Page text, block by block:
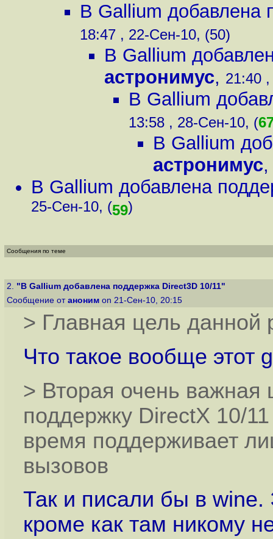
В Gallium добавлена
18:47 , 22-Сен-10, (50)
В Gallium
астронимус, 21:40
В Gallium
13:58 , 28-Сен-10, (
В Gallium
астронимус
В Gallium добавлена
25-Сен-10, (59)
Сообщения по теме
2. "В Gallium добавлена поддержка Direct3D 10/11"
Сообщение от аноним on 21-Сен-10, 20:15
> Главная цель данной
Что такое вообще этот
> Вторая очень важная
поддержку DirectX 10/
время поддерживает
вызовов
Так и писали бы в wine.
кроме как там никому